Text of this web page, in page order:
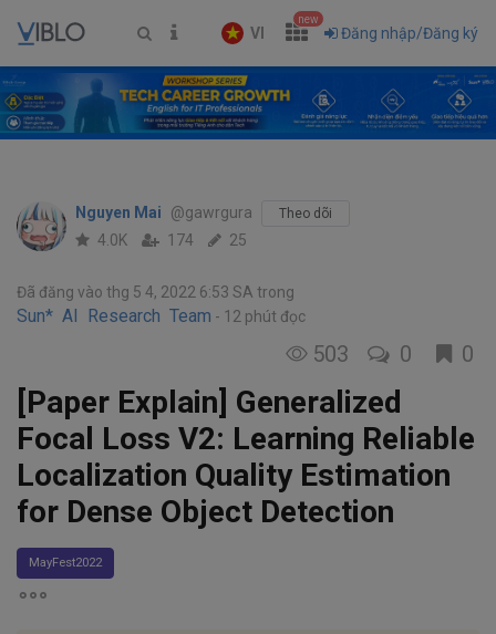
VI
new
Đăng nhập/Đăng ký
Nguyen Mai @gawrgura Theo dõi
4.0K 174 25
Đã đăng vào thg 5 4, 2022 6:53 SA trong
Sun* AI Research Team 12 phút đọc
503 0 0
[Paper Explain] Generalized
Focal Loss V2: Learning Reliable
Localization Quality Estimation
for Dense Object Detection
MayFest2022